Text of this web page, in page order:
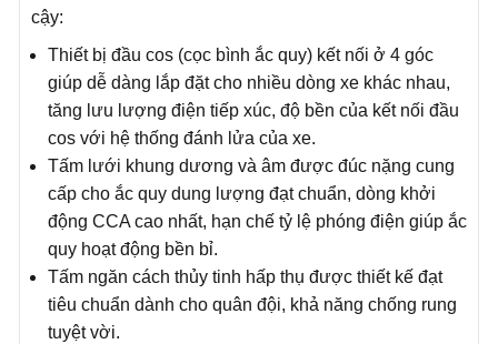
cậy:
Thiết bị đầu cos (cọc bình ắc quy) kết nối ở 4 góc
giúp dễ dàng lắp đặt cho nhiều dòng xe khác nhau,
tăng lưu lượng điện tiếp xúc, độ bền của kết nối đầu
cos với hệ thống đánh lửa của xe.
Tấm lưới khung dương và âm được đúc nặng cung
cấp cho ắc quy dung lượng đạt chuẩn, dòng khởi
động CCA cao nhất, hạn chế tỷ lệ phóng điện giúp ắc
quy hoạt động bền bỉ.
Tấm ngăn cách thủy tinh hấp thụ được thiết kế đạt
tiêu chuẩn dành cho quân đội, khả năng chống rung
tuyệt vời.